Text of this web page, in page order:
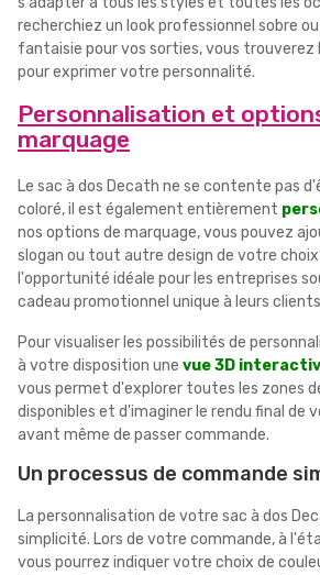
recherchiez un look professionnel sobre
fantaisie pour vos sorties, vous
pour exprimer votre personnalité.
Personnalisation et
marquage
Le sac à dos Decath ne se contente pas
coloré, il est également entièrement
nos options de marquage, vous pouvez
slogan ou tout autre design de votre choix
l'opportunité idéale pour les entreprises
cadeau promotionnel unique à leurs
Pour visualiser les possibilités de
à votre disposition une vue 3D
vous permet d'explorer toutes les zones
disponibles et d'imaginer le rendu final de
avant même de passer commande.
Un processus de commande
La personnalisation de votre sac à dos
simplicité. Lors de votre commande, à
vous pourrez indiquer votre choix de